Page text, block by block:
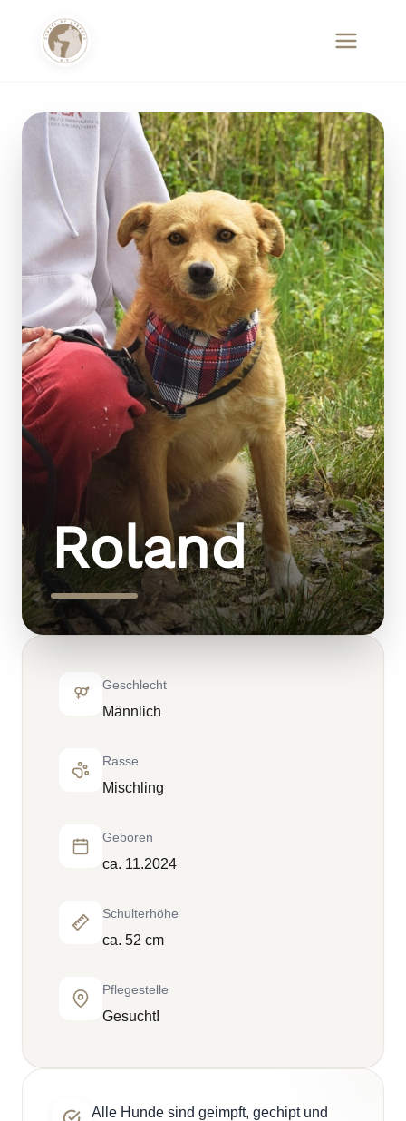
Roland
Geschlecht
Männlich
Rasse
Mischling
Geboren
ca. 11.2024
Schulterhöhe
ca. 52 cm
Pflegestelle
Gesucht!
Alle Hunde sind geimpft, gechipt und